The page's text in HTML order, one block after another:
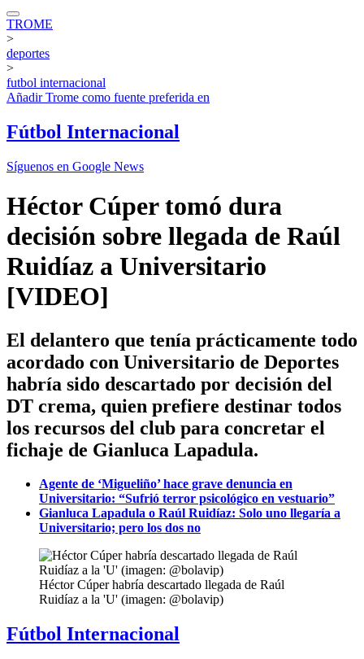
TROME
>
deportes
>
futbol internacional
AñadirTrome como fuente preferida en
Fútbol Internacional
Síguenos en Google News
Héctor Cúper tomó dura
decisión sobre llegada de Raúl
Ruidíaz a Universitario
[VIDEO]
El delantero que tenía prácticamente todo
acordado con Universitario de Deportes
habría sido descartado por decisión del
DT crema, quien prefiere destinar todos
los recursos del club para concretar el
fichaje de Gianluca Lapadula.
Agente de ‘Migueliño’ hace grave denuncia en
Universitario: “Sufrió terror psicológico en vestuario”
Gianluca Lapadula o Raúl Ruidíaz: Solo uno llegaría a
Universitario; pero los dos no
Héctor Cúper habría descartado llegada de Raúl
Ruidíaz a la 'U' (imagen: @bolavip)
Fútbol Internacional